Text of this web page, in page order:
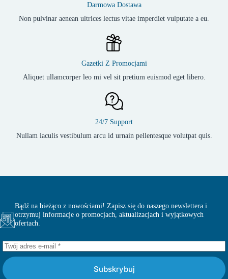
Darmowa Dostawa
Non pulvinar aenean ultrices lectus vitae imperdiet vulputate a eu.
Gazetki Z Promocjami
Aliquet ullamcorper leo mi vel sit pretium euismod eget libero.
24/7 Support
Nullam iaculis vestibulum arcu id urnain pellentesque volutpat quis.
Bądź na bieżąco z nowościami! Zapisz się do naszego newslettera i
otrzymuj informacje o promocjach, aktualizacjach i wyjątkowych
ofertach.
Subskrybuj